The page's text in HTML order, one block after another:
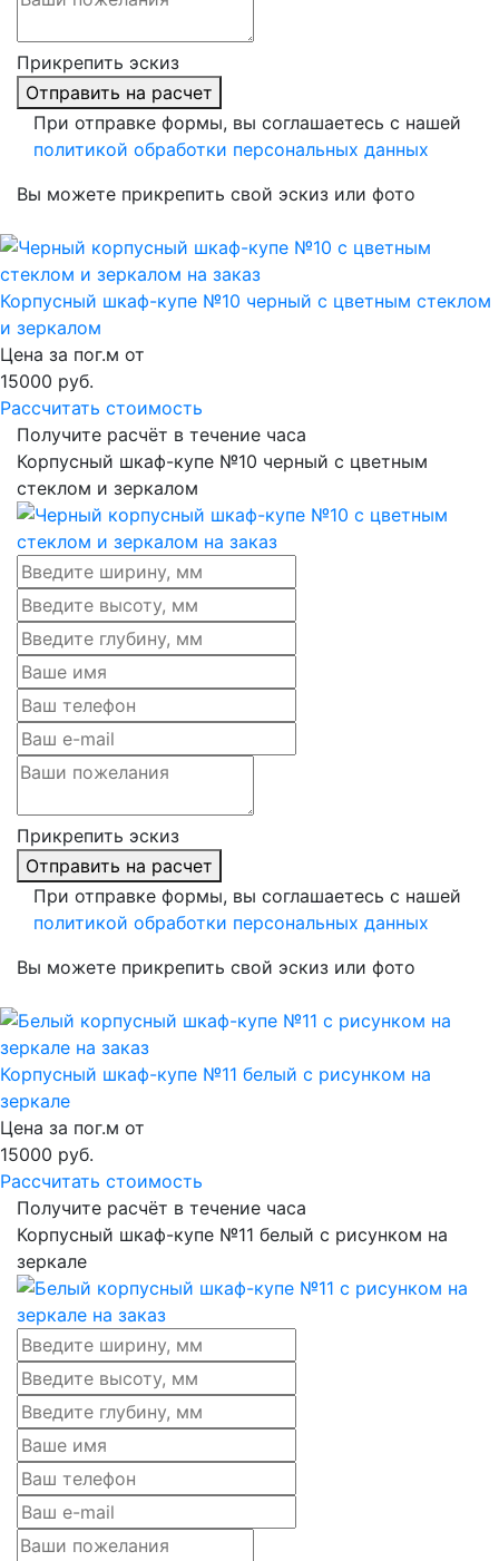
Прикрепить эскиз
Отправить на расчет
При отправке формы, вы соглашаетесь с нашей
политикой обработки персональных данных
Вы можете прикрепить свой эскиз или фото
Корпусный шкаф-купе №10 черный с цветным стеклом
и зеркалом
Цена за пог.м от
15000 руб.
Рассчитать стоимость
Получите расчёт в течение часа
Корпусный шкаф-купе №10 черный с цветным
стеклом и зеркалом
Прикрепить эскиз
Отправить на расчет
При отправке формы, вы соглашаетесь с нашей
политикой обработки персональных данных
Вы можете прикрепить свой эскиз или фото
Корпусный шкаф-купе №11 белый с рисунком на
зеркале
Цена за пог.м от
15000 руб.
Рассчитать стоимость
Получите расчёт в течение часа
Корпусный шкаф-купе №11 белый с рисунком на
зеркале